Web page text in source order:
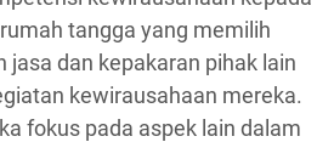
tangga yang memilih
jasa dan kepakaran pihak lain
kewirausahaan mereka.
fokus pada aspek lain dalam